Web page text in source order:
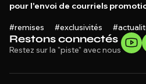
Restons connectés
Restez sur la "piste" avec nous
pour l'envoi de courriels
#remises #exclusivités